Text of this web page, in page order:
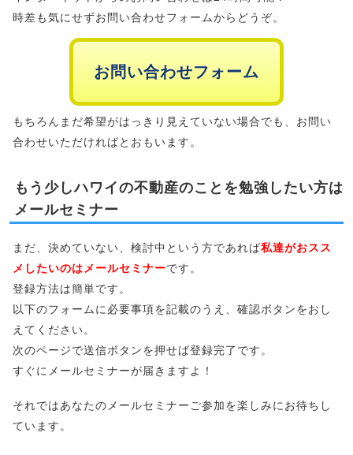
時差も気にせずお問い合わせフォームからどうぞ。
お問い合わせフォーム
もちろんまだ希望がはっきり見えていない場合でも、お問い
合わせいただければとおもいます。
もう少しハワイの不動産のことを勉強したい方は
メールセミナー
まだ、決めていない、検討中という方であれば私達がおスス
メしたいのはメールセミナーです。
登録方法は簡単です。
以下のフォームに必要事項を記載のうえ、確認ボタンをおし
えてください。
次のページで送信ボタンを押せば登録完了です。
すぐにメールセミナーが届きますよ！
それではあなたのメールセミナーご参加を楽しみにお待ちし
ています。